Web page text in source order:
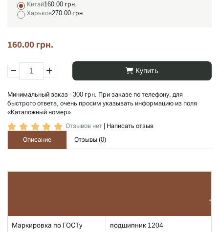
Китай160.00 грн.
Харьков270.00 грн.
160.00 грн.
Купить
Минимальный заказ - 300 грн. При заказе по телефону, для
быстрого ответа, очень просим указывать информацию из поля
«Каталожный номер»
Отзывов нет
Написать отзыв
Описание
Отзывы (0)
Маркировка по ГОСТу подшипник 1204